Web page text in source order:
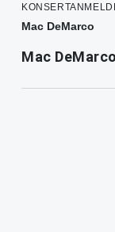
Mac DeMarco
Mac